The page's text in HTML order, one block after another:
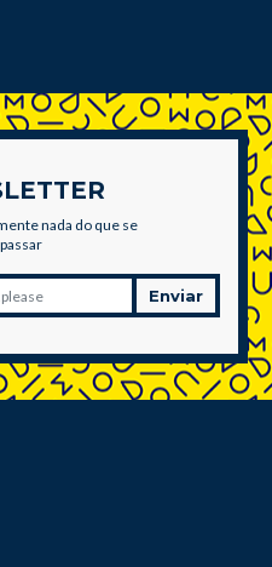
nada do que se
Enviar